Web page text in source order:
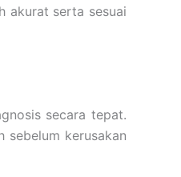
akurat serta sesuai
secara tepat.
sebelum kerusakan